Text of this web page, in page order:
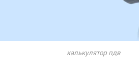
калькулятор пдв